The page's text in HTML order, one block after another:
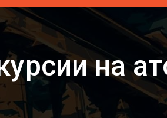
на